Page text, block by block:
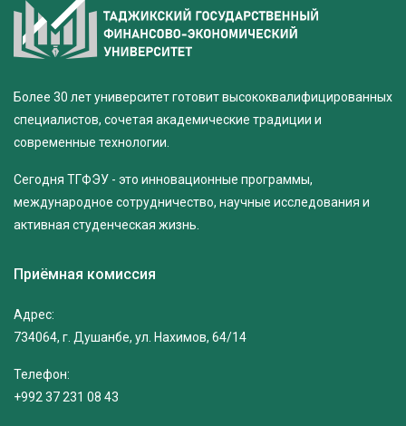
Более 30 лет университет готовит высококвалифицированных
специалистов, сочетая академические традиции и
современные технологии.
Сегодня ТГФЭУ - это инновационные программы,
международное сотрудничество, научные исследования и
активная студенческая жизнь.
Приёмная комиссия
Адрес:
734064, г. Душанбе, ул. Нахимов, 64/14
Телефон:
+992 37 231 08 43